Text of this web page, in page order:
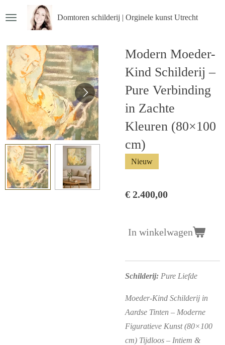
de
hoofdinhoud
Domtoren schilderij | Orginele kunst Utrecht
Modern Moeder-
Kind Schilderij –
Pure Verbinding
in Zachte
Kleuren (80×100
cm)
Nieuw
€ 2.400,00
In winkelwagen
Schilderij: Pure Liefde
Moeder-Kind Schilderij in
Aardse Tinten – Moderne
Figuratieve Kunst (80×100
cm) Tijdloos – Intiem &